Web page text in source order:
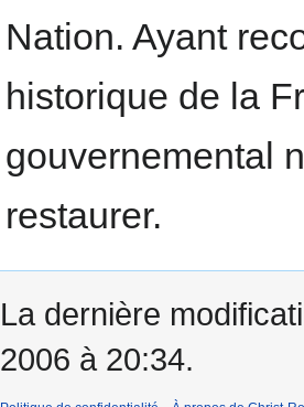
Nation. Ayant
historique de la
gouvernemental
restaurer.
La dernière
2006 à 20:34.